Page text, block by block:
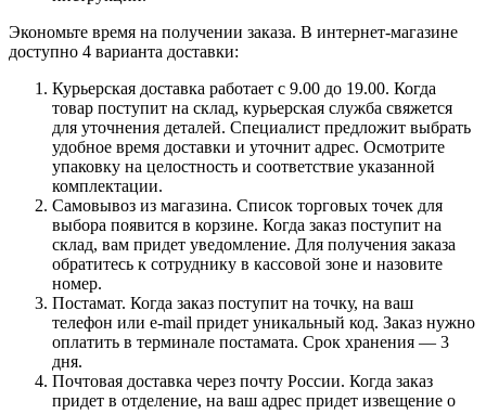
Экономьте время на получении заказа. В интернет-магазине
доступно 4 варианта доставки:
Курьерская доставка работает с 9.00 до 19.00. Когда
товар поступит на склад, курьерская служба свяжется
для уточнения деталей. Специалист предложит выбрать
удобное время доставки и уточнит адрес. Осмотрите
упаковку на целостность и соответствие указанной
комплектации.
Самовывоз из магазина. Список торговых точек для
выбора появится в корзине. Когда заказ поступит на
склад, вам придет уведомление. Для получения заказа
обратитесь к сотруднику в кассовой зоне и назовите
номер.
Постамат. Когда заказ поступит на точку, на ваш
телефон или e-mail придет уникальный код. Заказ нужно
оплатить в терминале постамата. Срок хранения — 3
дня.
Почтовая доставка через почту России. Когда заказ
придет в отделение, на ваш адрес придет извещение о